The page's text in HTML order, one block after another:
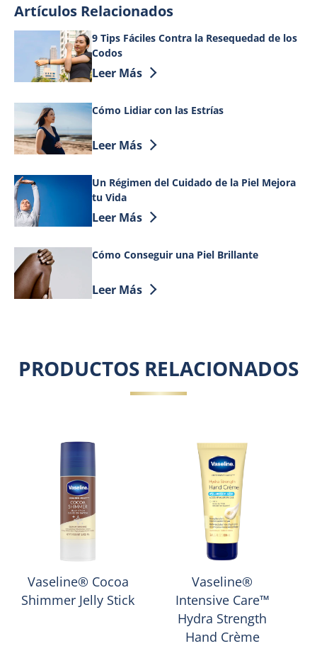
Artículos Relacionados
9 Tips Fáciles Contra la Resequedad de los
Codos
Discover more about 9 Tips Fáciles
Leer Más
Cómo Lidiar con las Estrías
Discover more about Cómo Lidiar con
Leer Más
Un Régimen del Cuidado de la Piel Mejora
tu Vida
Discover more about Un Régimen del
Leer Más
Cómo Conseguir una Piel Brillante
Discover more about Cómo Conseguir
Leer Más
PRODUCTOS RELACIONADOS
Vaseline® Cocoa
Shimmer Jelly Stick
Vaseline®
Intensive Care™
Hydra Strength
Hand Crème